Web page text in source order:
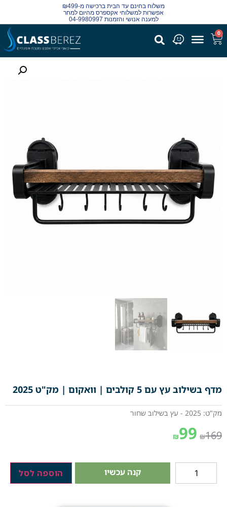
משלוח בחינם עד הבית ברכישה מ-₪499
אפשרות למשלוחי אקספרס מהיום למחר
למענה אנושי והזמנות 04-9980997
0
מדף בשילוב עץ עם 5 קולבים | וואקום | מק"ט 2025
מק"ט: 2025 - עץ בשילוב שחור
₪169
₪99
קנה עכשיו הוספה לסל